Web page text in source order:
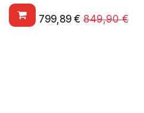
799,89€ 849,90€